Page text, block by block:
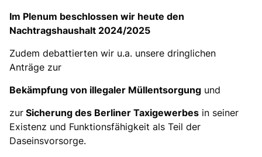
Im Plenum beschlossen wir heute den
Nachtragshaushalt 2024/2025
Zudem debattierten wir u.a. unsere dringlichen
Anträge zur
Bekämpfung von illegaler Müllentsorgung und
zur Sicherung des Berliner Taxigewerbes in seiner
Existenz und Funktionsfähigkeit als Teil der
Daseinsvorsorge.